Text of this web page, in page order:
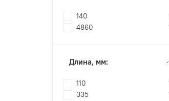
140
4860
Длина, мм:
110
335